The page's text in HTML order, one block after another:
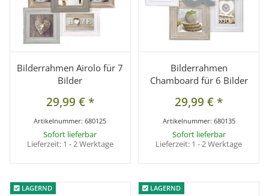
Bilderrahmen Airolo für 7
Bilder
29,99 €*
Artikelnummer:680125
Sofort lieferbar
Lieferzeit: 1 - 2 Werktage
Bilderrahmen
Chamboard für 6 Bilder
29,99 €*
Artikelnummer: 680135
Sofort lieferbar
Lieferzeit: 1 - 2 Werktage
LAGERND
LAGERND LAGERND
LAGERND